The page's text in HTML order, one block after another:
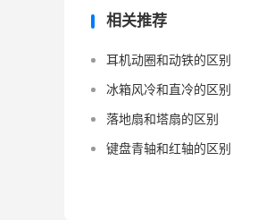
相关推荐
耳机动圈和动铁的区别
冰箱风冷和直冷的区别
落地扇和塔扇的区别
键盘青轴和红轴的区别